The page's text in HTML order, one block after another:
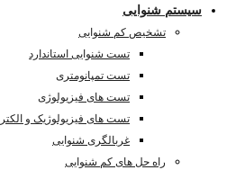
سیستم شنوایی
تشخیص کم شنوایی
تست شنوایی استاندارد
تست تمپانومتری
تست های فیزیولوژی
تست های فیزیولوژیک و
غربالگری شنوایی
راه حل های کم شنوایی